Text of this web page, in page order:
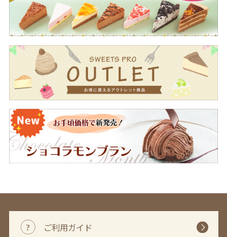
ご利用ガイド